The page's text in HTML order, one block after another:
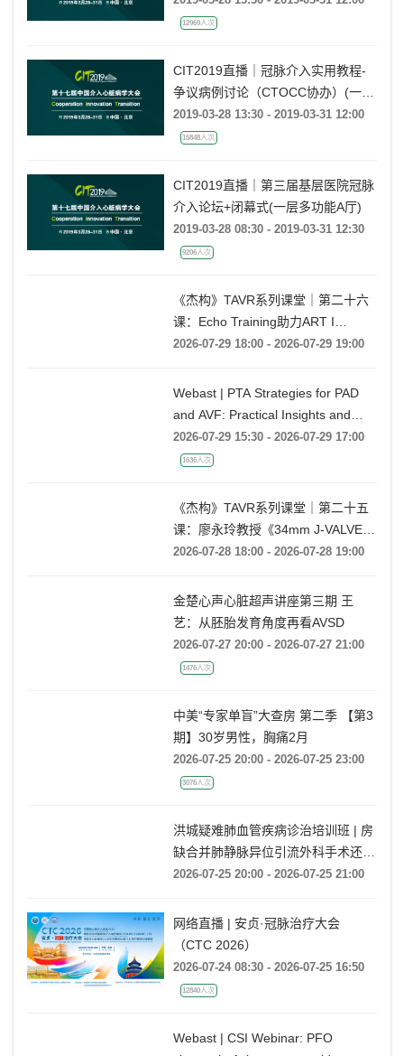
12969人次
CIT2019直播｜冠脉介入实用教程-
争议病例讨论（CTOCC协办）(一层
多功能C厅)
2019-03-28 13:30 - 2019-03-31 12:00
15848人次
CIT2019直播｜第三届基层医院冠脉
介入论坛+闭幕式(一层多功能A厅)
2019-03-28 08:30 - 2019-03-31 12:30
9206人次
《杰构》TAVR系列课堂｜第二十六
课：Echo Training助力ART I
Rebecca T. Hahn教授《第二期-主动
战精讲》
2026-07-29 18:00 - 2026-07-29 19:00
Webast | PTA Strategies for PAD
and AVF: Practical Insights and
Techniques
2026-07-29 15:30 - 2026-07-29 17:00
1636人次
《杰构》TAVR系列课堂｜第二十五
课：廖永玲教授《34mm J-VALVE
TF 治疗超大瓣环AR的实战经验》
2026-07-28 18:00 - 2026-07-28 19:00
金楚心声心脏超声讲座第三期 王
艺：从胚胎发育角度再看AVSD
2026-07-27 20:00 - 2026-07-27 21:00
1476人次
中美“专家单盲”大查房 第二季 【第3
期】30岁男性，胸痛2月
2026-07-25 20:00 - 2026-07-25 23:00
3076人次
洪城疑难肺血管疾病诊治培训班 | 房
缺合并肺静脉异位引流外科手术还是
药物保守治疗?
2026-07-25 20:00 - 2026-07-25 21:00
网络直播 | 安贞·冠脉治疗大会
（CTC 2026）
12840人次
Webast | CSI Webinar: PFO